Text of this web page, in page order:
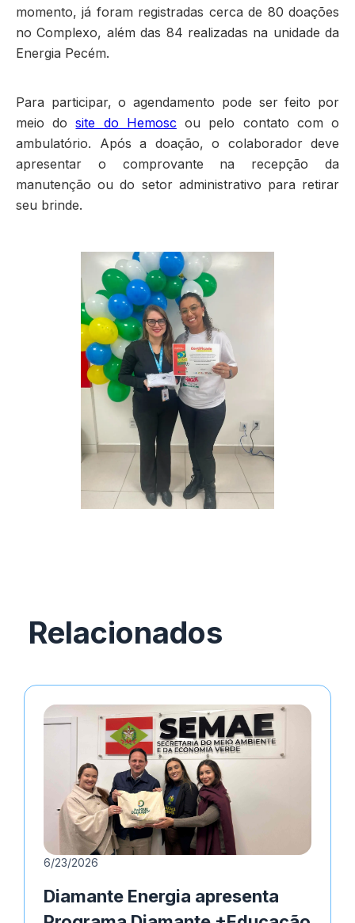
momento, já foram registradas cerca de 80 doações
no Complexo, além das 84 realizadas na unidade da
Energia Pecém.
Para participar, o agendamento pode ser feito por
meio dosite do Hemosc ou pelo contato com o
ambulatório. Após a doação, o colaborador deve
apresentar o comprovante na recepção da
manutenção ou do setor administrativo para retirar
seu brinde.
Relacionados
6/23/2026
Diamante Energia apresenta